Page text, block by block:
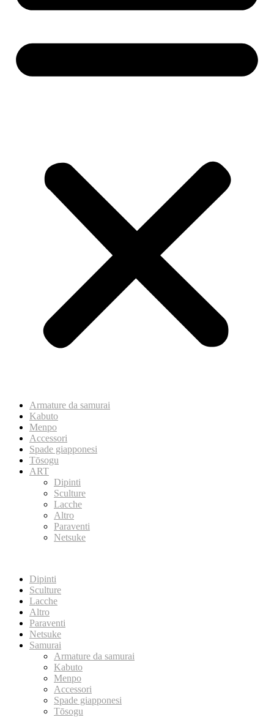
Armature da samurai
Kabuto
Menpo
Accessori
Spade giapponesi
Tōsogu
ART
Dipinti
Sculture
Lacche
Altro
Paraventi
Netsuke
Dipinti
Sculture
Lacche
Altro
Paraventi
Netsuke
Samurai
Armature da samurai
Kabuto
Menpo
Accessori
Spade giapponesi
Tōsogu